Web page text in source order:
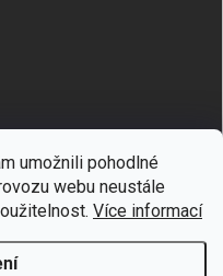
umožnili pohodlné
webu neustále
Více informací